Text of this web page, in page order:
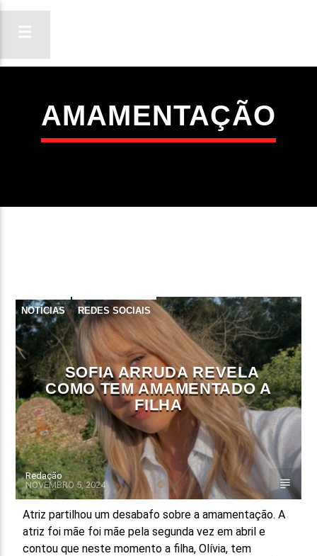
ON FM
LIGA-TE
FAIXA ATUAL
TÍTULO
ARTISTA
ON FM
AMAMENTAÇÃO
NOTÍCIAS REDES SOCIAIS
SOFIA ARRUDA REVELA
COMO TEM AMAMENTADO A
FILHA
Redação
NOVEMBRO 5, 2024
Atriz partilhou um desabafo sobre a amamentação. A
atriz foi mãe foi mãe pela segunda vez em abril e
contou que neste momento a filha, Olívia, tem